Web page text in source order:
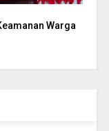
Warga